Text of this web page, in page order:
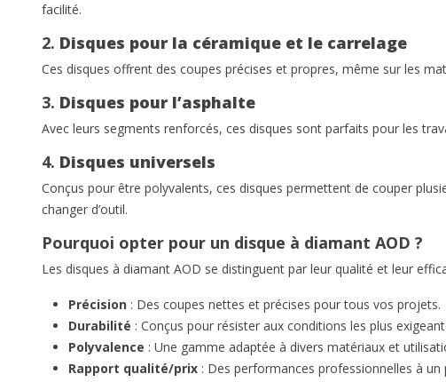
chantiers : performance,
Lire la suite
résistance,...
Lire la suite
Lire la
facilité.
2. Disques pour la céramique et le carrelage
Ces disques offrent des coupes précises et propres, même sur les
3. Disques pour l’asphalte
Avec leurs segments renforcés, ces disques sont parfaits pour les
4. Disques universels
Conçus pour être polyvalents, ces disques permettent de couper
changer d’outil.
Pourquoi opter pour un disque à diamant AOD ?
Les disques à diamant AOD se distinguent par leur qualité et leur
Précision: Des coupes nettes et précises pour tous vos projets.
Durabilité : Conçus pour résister aux conditions les plus
Polyvalence : Une gamme adaptée à divers matériaux et
Rapport qualité/prix: Des performances professionnelles à un